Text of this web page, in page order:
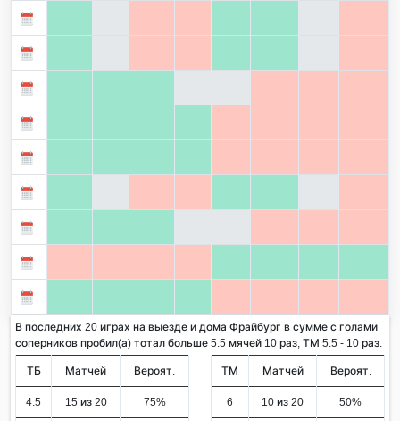
В последних 20 играх на выезде и дома Фрайбург в сумме с голами
соперников пробил(а) тотал больше 5.5 мячей 10 раз, ТМ 5.5 - 10 раз.
ТБ Матчей Вероят.
4.5 15 из 20 75%
ТМ Матчей Вероят.
6 10 из 20 50%